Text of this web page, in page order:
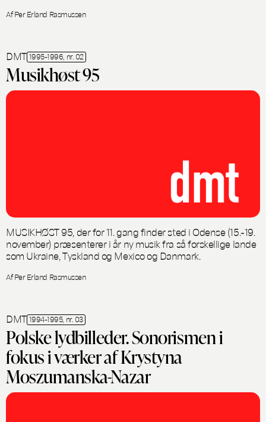
Af Per Erland Rasmussen
DMT 1995-1996, nr. 02
Musikhøst 95
MUSIKHØST 95, der for 11. gang finder sted i Odense (15.-19.
november) præsenterer i år ny musik fra så forskellige lande
som Ukraine, Tyskland og Mexico og Danmark.
Af Per Erland Rasmussen
DMT 1994-1995, nr. 03
Polske lydbilleder. Sonorismen i
fokus i værker af Krystyna
Moszumanska-Nazar